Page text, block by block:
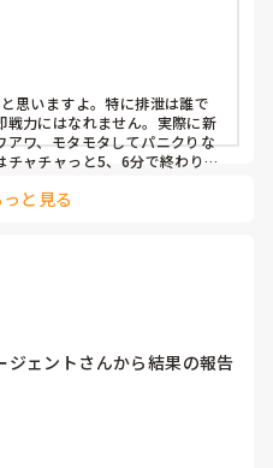
います。
思いますよ。特に排泄は誰で
戦力にはなれません。実際に新
ワ、モタモタしてパニクりな
ャチャっと5、6分で終わりま
と見る
ジェントさんから結果の報告
か？笑）